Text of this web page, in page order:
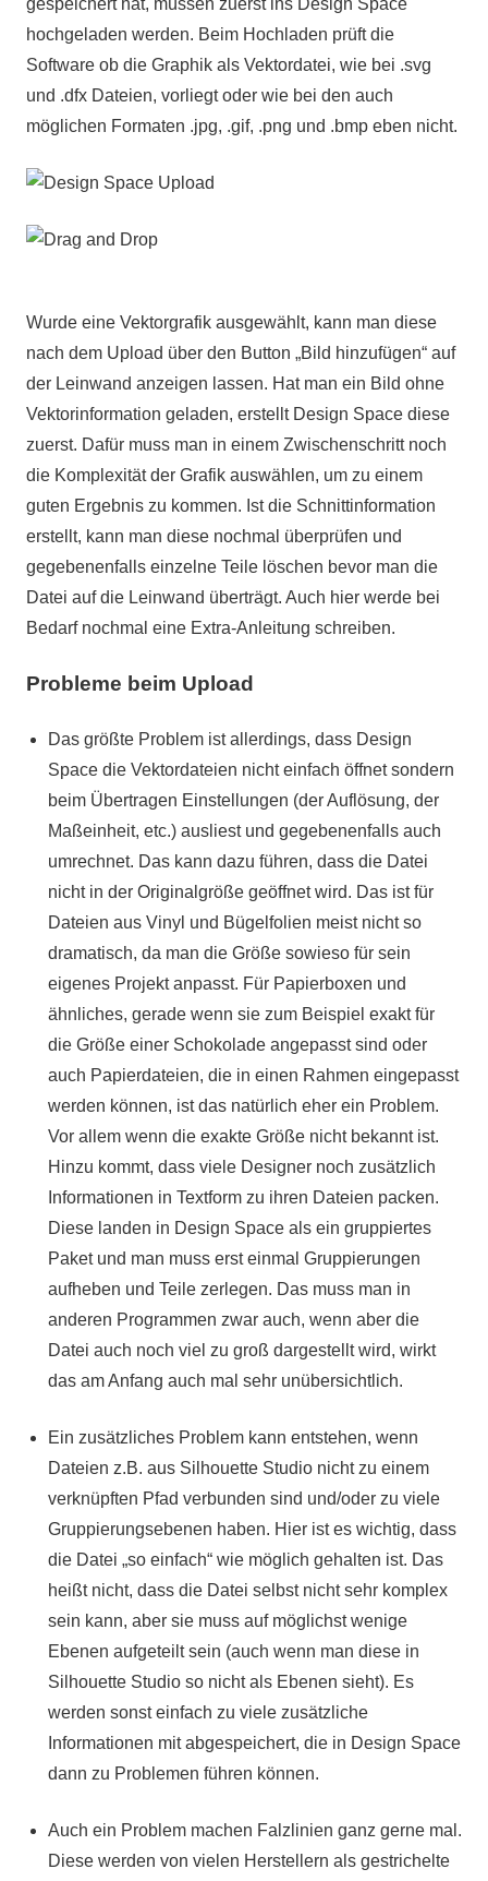
gespeichert hat, müssen zuerst ins Design Space
hochgeladen werden. Beim Hochladen prüft die
Software ob die Graphik als Vektordatei, wie bei .svg
und .dfx Dateien, vorliegt oder wie bei den auch
möglichen Formaten .jpg, .gif, .png und .bmp eben nicht.
Wurde eine Vektorgrafik ausgewählt, kann man diese
nach dem Upload über den Button „Bild hinzufügen“ auf
der Leinwand anzeigen lassen. Hat man ein Bild ohne
Vektorinformation geladen, erstellt Design Space diese
zuerst. Dafür muss man in einem Zwischenschritt noch
die Komplexität der Grafik auswählen, um zu einem
guten Ergebnis zu kommen. Ist die Schnittinformation
erstellt, kann man diese nochmal überprüfen und
gegebenenfalls einzelne Teile löschen bevor man die
Datei auf die Leinwand überträgt. Auch hier werde bei
Bedarf nochmal eine Extra-Anleitung schreiben.
Probleme beim Upload
Das größte Problem ist allerdings, dass Design
Space die Vektordateien nicht einfach öffnet sondern
beim Übertragen Einstellungen (der Auflösung, der
Maßeinheit, etc.) ausliest und gegebenenfalls auch
umrechnet. Das kann dazu führen, dass die Datei
nicht in der Originalgröße geöffnet wird. Das ist für
Dateien aus Vinyl und Bügelfolien meist nicht so
dramatisch, da man die Größe sowieso für sein
eigenes Projekt anpasst. Für Papierboxen und
ähnliches, gerade wenn sie zum Beispiel exakt für
die Größe einer Schokolade angepasst sind oder
auch Papierdateien, die in einen Rahmen eingepasst
werden können, ist das natürlich eher ein Problem.
Vor allem wenn die exakte Größe nicht bekannt ist.
Hinzu kommt, dass viele Designer noch zusätzlich
Informationen in Textform zu ihren Dateien packen.
Diese landen in Design Space als ein gruppiertes
Paket und man muss erst einmal Gruppierungen
aufheben und Teile zerlegen. Das muss man in
anderen Programmen zwar auch, wenn aber die
Datei auch noch viel zu groß dargestellt wird, wirkt
das am Anfang auch mal sehr unübersichtlich.
Ein zusätzliches Problem kann entstehen, wenn
Dateien z.B. aus Silhouette Studio nicht zu einem
verknüpften Pfad verbunden sind und/oder zu viele
Gruppierungsebenen haben. Hier ist es wichtig, dass
die Datei „so einfach“ wie möglich gehalten ist. Das
heißt nicht, dass die Datei selbst nicht sehr komplex
sein kann, aber sie muss auf möglichst wenige
Ebenen aufgeteilt sein (auch wenn man diese in
Silhouette Studio so nicht als Ebenen sieht). Es
werden sonst einfach zu viele zusätzliche
Informationen mit abgespeichert, die in Design Space
dann zu Problemen führen können.
Auch ein Problem machen Falzlinien ganz gerne mal.
Diese werden von vielen Herstellern als gestrichelte